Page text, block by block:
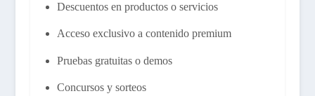
Descuentos en productos o servicios
Acceso exclusivo a contenido premium
Pruebas gratuitas o demos
Concursos y sorteos